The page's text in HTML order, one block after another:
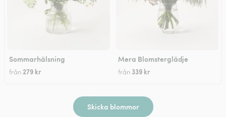
Sommarhälsning
från 279 kr
Mera Blomsterglädje
från 339 kr
Skicka blommor